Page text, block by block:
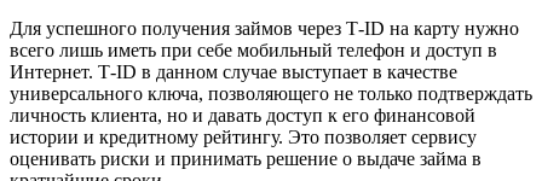
Для успешного получения займов через Т-ID на карту нужно
всего лишь иметь при себе мобильный телефон и доступ в
Интернет. Т-ID в данном случае выступает в качестве
универсального ключа, позволяющего не только подтверждать
личность клиента, но и давать доступ к его финансовой
истории и кредитному рейтингу. Это позволяет сервису
оценивать риски и принимать решение о выдаче займа в